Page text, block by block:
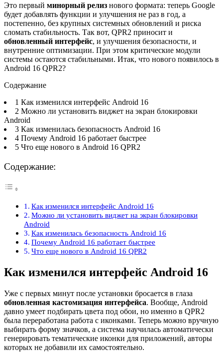
Это первый минорный релиз нового формата: теперь Google
будет добавлять функции и улучшения не раз в год, а
постепенно, без крупных системных обновлений и риска
сломать стабильность. Так вот, QPR2 приносит и
обновленный интерфейс, и улучшения безопасности, и
внутренние оптимизации. При этом критические модули
системы остаются стабильными. Итак, что нового появилось в
Android 16 QPR2?
Содержание
1 Как изменился интерфейс Android 16
2 Можно ли установить виджет на экран блокировки
Android
3 Как изменилась безопасность Android 16
4 Почему Android 16 работает быстрее
5 Что еще нового в Android 16 QPR2
Содержание:
Как изменился интерфейс Android 16
Можно ли установить виджет на экран блокировки
Android
Как изменилась безопасность Android 16
Почему Android 16 работает быстрее
Что еще нового в Android 16 QPR2
Как изменился интерфейс Android 16
Уже с первых минут после установки бросается в глаза
обновленная кастомизация интерфейса. Вообще, Android
давно умеет подбирать цвета под обои, но именно в QPR2
была переработана работа с иконками. Теперь можно вручную
выбирать форму значков, а система научилась автоматически
генерировать тематические иконки для приложений, авторы
которых не добавили их самостоятельно.